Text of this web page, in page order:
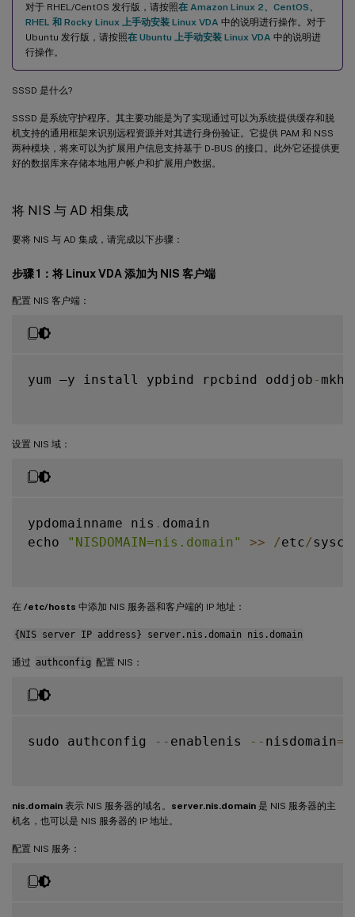
对于 RHEL/CentOS 发行版，请按照在 Amazon Linux 2、CentOS、
RHEL 和 Rocky Linux 上手动安装 Linux VDA 中的说明进行操作。对于
Ubuntu 发行版，请按照在 Ubuntu 上手动安装 Linux VDA 中的说明进
行操作。
SSSD 是什么?
SSSD 是系统守护程序。其主要功能是为了实现通过可以为系统提供缓存和脱
机支持的通用框架来识别远程资源并对其进行身份验证。它提供 PAM 和 NSS
两种模块，将来可以为扩展用户信息支持基于 D-BUS 的接口。此外它还提供更
好的数据库来存储本地用户帐户和扩展用户数据。
将 NIS 与 AD 相集成
要将 NIS 与 AD 集成，请完成以下步骤：
步骤 1：将 Linux VDA 添加为 NIS 客户端
配置 NIS 客户端：
yum –y install ypbind rpcbind oddjob -
设置 NIS 域：
ypdomainname nis . domain
echo
"NISDOMAIN=nis.domain" >> /etc/
在 /etc/hosts 中添加 NIS 服务器和客户端的 IP 地址：
{NIS server IP address} server.nis.domain nis.domain
通过 authconfig 配置 NIS：
sudo authconfig -- enablenis -- nisdomain=
nis.domain 表示 NIS 服务器的域名。 server.nis.domain 是 NIS 服务器的主
机名，也可以是 NIS 服务器的 IP 地址。
配置 NIS 服务：